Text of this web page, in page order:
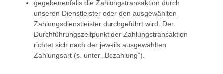
gegebenenfalls die Zahlungstransaktion durch
unseren Dienstleister oder den ausgewählten
Zahlungsdienstleister durchgeführt wird. Der
Durchführungszeitpunkt der Zahlungstransaktion
richtet sich nach der jeweils ausgewählten
Zahlungsart (s. unter „Bezahlung“).